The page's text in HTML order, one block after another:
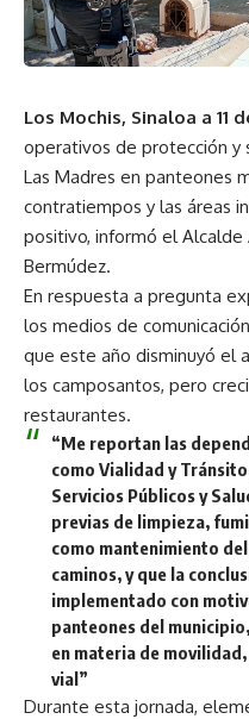
Los Mochis, Sinaloa a 11
operativos de protección y
Las Madres en panteones
contratiempos y las áreas
positivo, informó el
Bermúdez.
En respuesta a pregunta
los medios de
que este año disminuyó el
los camposantos, pero
restaurantes.
“Me reportan las
como Vialidad y
Servicios Públicos y
previas de limpieza,
como mantenimiento
caminos, y que la
implementado con
panteones del
en materia de
vial”
Durante esta jornada,